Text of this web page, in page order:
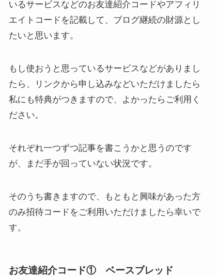
いるサービスなどのお友達紹介コードやアフィリ
エイトコードを記載して、ブログ継続の財源とし
たいと思います。
もし使おうと思っているサービスなどがありまし
たら、リンクから申し込みなどいただけましたら
私にも特典がつきますので、よかったらご利用く
ださい。
それぞれ一つずつ記事を書こうかと思うのです
が、まだ手が回っていない状況です。
そのうち書きますので、もともと興味があった方
のみ招待コードをご利用いただけましたら幸いで
す。
お友達紹介コード① ベースブレッド